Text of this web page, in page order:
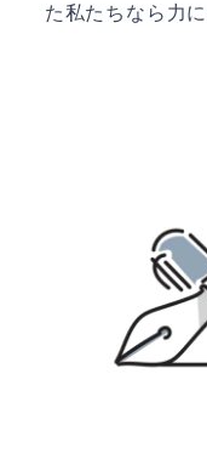
た私たちなら力